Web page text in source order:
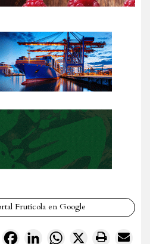
Frutícola en Google
FacebookLinkedInWhatsApp
X